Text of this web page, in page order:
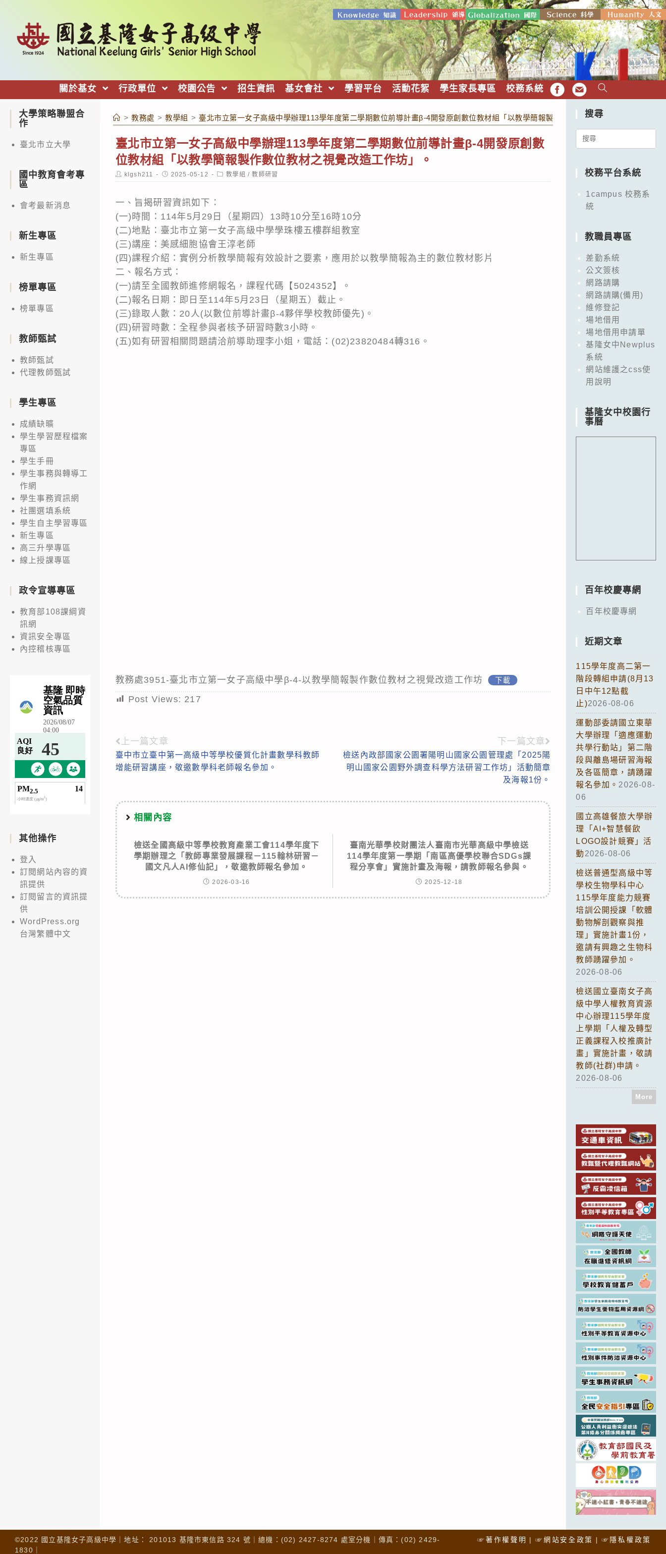
關於基女 行政單位 校園公告 招生資訊 基女會社 學習平台 活動花絮 學生家長專區 校務系統 FB EMAIL
> 教務處 > 教學組 > 臺北市立第一女子高級中學辦理113學年度第二學期數位前導計畫β-4開發原創數位教材組「以教學簡報製作數位教材之視覺改造工作坊」
臺北市立第一女子高級中學辦理113學年度第二學期數位前導計畫β-4開發原創數
位教材組「以教學簡報製作數位教材之視覺改造工作坊」。
Post
author:
klgsh211
Post
published:
2025-05-12
Post
category:
教學組 / 教師研習
一、旨揭研習資訊如下：
(一)時間：114年5月29日（星期四）13時10分至16時10分
(二)地點：臺北市立第一女子高級中學學珠樓五樓群組教室
(三)講座：美感細胞協會王淳老師
(四)課程介紹：實例分析教學簡報有效設計之要素，應用於以教學簡報為主的數位教材影片
二、報名方式：
(一)請至全國教師進修網報名，課程代碼【5024352】。
(二)報名日期：即日至114年5月23日（星期五）截止。
(三)錄取人數：20人(以數位前導計畫β-4夥伴學校教師優先)。
(四)研習時數：全程參與者核予研習時數3小時。
(五)如有研習相關問題請洽前導助理李小姐，電話：(02)23820484轉316。
教務處3951-臺北市立第一女子高級中學β-4-以教學簡報製作數位教材之視覺改造工作坊 下載
Post Views: 217
Read
more
上一篇文章
臺中市立臺中第一高級中等學校優質化計畫數學科教師
增能研習講座，敬邀數學科老師報名參加。
下一篇文章
檢送內政部國家公園署陽明山國家公園管理處「2025陽
明山國家公園野外調查科學方法研習工作坊」活動簡章
及海報1份。
相關內容
檢送全國高級中等學校教育產業工會114學年度下
學期辦理之「教師專業發展課程－115翰林研習－
國文凡人AI修仙記」，敬邀教師報名參加。
2026-03-16
臺南光華學校財團法人臺南市光華高級中學檢送
114學年度第一學期「南區高優學校聯合SDGs課
程分享會」實施計畫及海報，請教師報名參與。
2025-12-18
大學策略聯盟合
作
臺北市立大學
國中教育會考專
區
會考最新消息
新生專區
新生專區
榜單專區
榜單專區
教師甄試
教師甄試
代理教師甄試
學生專區
成績缺曠
學生學習歷程檔案
專區
學生手冊
學生事務與轉導工
作網
學生事務資訊網
社團選填系統
學生自主學習專區
新生專區
高三升學專區
線上授課專區
政令宣導專區
教育部108課綱資
訊網
資訊安全專區
內控稽核專區
其他操作
登入
訂閱網站內容的資
訊提供
訂閱留言的資訊提
供
WordPress.org
台灣繁體中文
搜尋
Search
校務平台系統
1campus 校務系
統
教職員專區
差勤系統
公文簽核
網路請購
網路請購(備用)
維修登記
場地借用
場地借用申請單
基隆女中Newplus
系統
網站維護之css使
用說明
基隆女中校園行
事曆
百年校慶專網
百年校慶專網
近期文章
115學年度高二第一
階段轉組申請(8月13
日中午12點截
止)2026-08-06
運動部委請國立東華
大學辦理「適應運動
共學行動站」第二階
段與離島場研習海報
及各區簡章，請踴躍
報名參加。 2026-08-
06
國立高雄餐旅大學辦
理「AI+智慧餐飲
LOGO設計競賽」活
動 2026-08-06
檢送普通型高級中等
學校生物學科中心
115學年度能力競賽
培訓公開授課「軟體
動物解剖觀察與推
理」實施計畫1份，
邀請有興趣之生物科
教師踴躍參加。
2026-08-06
檢送國立臺南女子高
級中學人權教育資源
中心辦理115學年度
上學期「人權及轉型
正義課程入校推廣計
畫」實施計畫，敬請
教師(社群)申請。
2026-08-06
More
☞著作權聲明 ☞網站安全政策 ☞隱私權政策
©2022 國立基隆女子高級中學｜地址： 201013 基隆市東信路 324 號｜總機：(02) 2427-8274 處室分機｜傳真：(02) 2429-
1830｜